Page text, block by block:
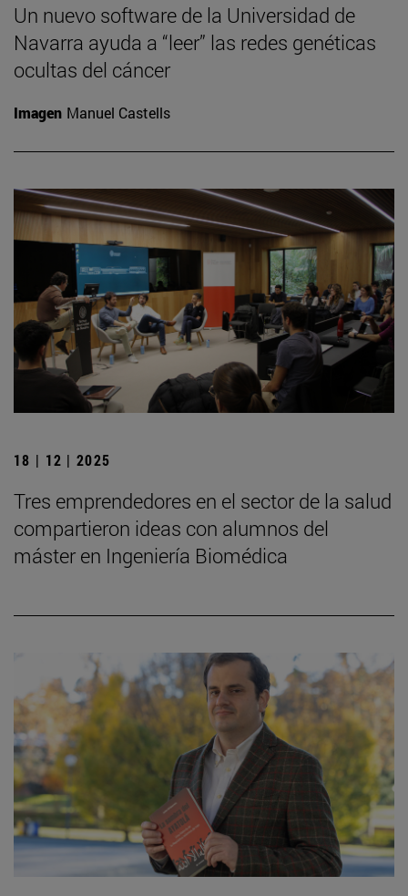
Un nuevo software de la Universidad de
Navarra ayuda a “leer” las redes genéticas
ocultas del cáncer
Imagen Manuel Castells
18 | 12 | 2025
Tres emprendedores en el sector de la salud
compartieron ideas con alumnos del
máster en Ingeniería Biomédica